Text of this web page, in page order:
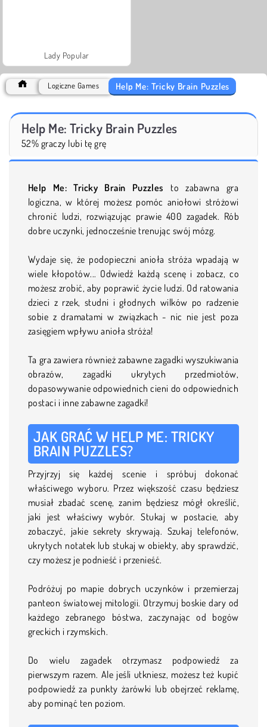
Lady Popular
Logiczne Games Help Me: Tricky Brain Puzzles
Help Me: Tricky Brain Puzzles
52% graczy lubi tę grę
Help Me: Tricky Brain Puzzles to zabawna gra
logiczna, w której możesz pomóc aniołowi stróżowi
chronić ludzi, rozwiązując prawie 400 zagadek. Rób
dobre uczynki, jednocześnie trenując swój mózg.
Wydaje się, że podopieczni anioła stróża wpadają w
wiele kłopotów... Odwiedź każdą scenę i zobacz, co
możesz zrobić, aby poprawić życie ludzi. Od ratowania
dzieci z rzek, studni i głodnych wilków po radzenie
sobie z dramatami w związkach - nic nie jest poza
zasięgiem wpływu anioła stróża!
Ta gra zawiera również zabawne zagadki wyszukiwania
obrazów, zagadki ukrytych przedmiotów,
dopasowywanie odpowiednich cieni do odpowiednich
postaci i inne zabawne zagadki!
JAK GRAĆ W HELP ME: TRICKY
BRAIN PUZZLES?
Przyjrzyj się każdej scenie i spróbuj dokonać
właściwego wyboru. Przez większość czasu będziesz
musiał zbadać scenę, zanim będziesz mógł określić,
jaki jest właściwy wybór. Stukaj w postacie, aby
zobaczyć, jakie sekrety skrywają. Szukaj telefonów,
ukrytych notatek lub stukaj w obiekty, aby sprawdzić,
czy możesz je podnieść i przenieść.
Podróżuj po mapie dobrych uczynków i przemierzaj
panteon światowej mitologii. Otrzymuj boskie dary od
każdego zebranego bóstwa, zaczynając od bogów
greckich i rzymskich.
Do wielu zagadek otrzymasz podpowiedź za
pierwszym razem. Ale jeśli utkniesz, możesz też kupić
podpowiedź za punkty żarówki lub obejrzeć reklamę,
aby pominąć ten poziom.